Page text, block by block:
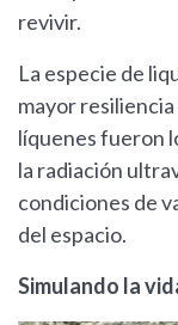
revivir.
La especie de
mayor
líquenes fueron
la radiación
condiciones de
del espacio.
Simulando la